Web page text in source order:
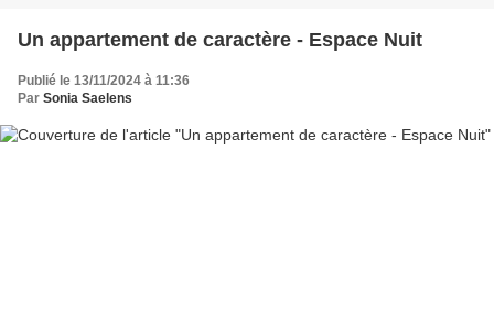
Un appartement de caractère - Espace Nuit
Publié le 13/11/2024 à 11:36
Par Sonia Saelens